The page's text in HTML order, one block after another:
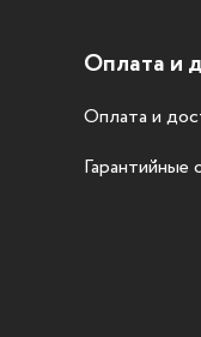
Оплата и
Оплата и
Гарантийные